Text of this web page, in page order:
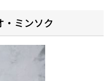
・ミンソク